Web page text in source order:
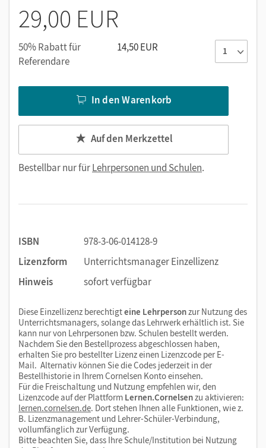
29,00 EUR
50% Rabatt für
Referendare
14,50 EUR
In den Warenkorb
Auf den Merkzettel
Bestellbar nur fürLehrpersonen und Schulen.
ISBN
978-3-06-014128-9
Lizenzform
Unterrichtsmanager Einzellizenz
Hinweis
sofort verfügbar
Diese Einzellizenz berechtigteine Lehrpersonzur Nutzung des
Unterrichtsmanagers, solange das Lehrwerk erhältlich ist. Sie
kann nur von Lehrpersonen bzw. Schulen bestellt werden.
Nachdem Sie den Bestellprozess abgeschlossen haben,
erhalten Sie pro bestellter Lizenz einen Lizenzcode per E-
Mail. Alternativ können Sie die Codes jederzeit in der
Bestellhistorie in Ihrem Cornelsen Konto einsehen.
Für die Freischaltung und Nutzung empfehlen wir, den
Lizenzcode auf der Plattform Lernen.Cornelsenzu aktivieren:
lernen.cornelsen.de. Dort stehen Ihnen alle Funktionen, wie z.
B. Lizenzmanagement und Lehrer-Schüler-Verbindung,
vollumfänglich zur Verfügung.
Bitte beachten Sie, dass Ihre Schule/Institution bei Nutzung